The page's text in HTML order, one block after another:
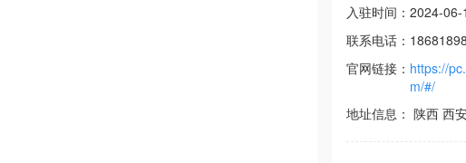
入驻时间： 2024-06-
联系电话：
官网链接： https://
m/#/
地址信息： 陕西 西